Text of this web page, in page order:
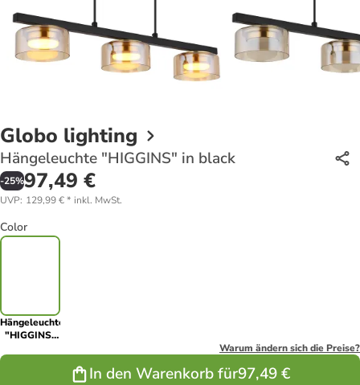
Globo lighting
Hängeleuchte "HIGGINS" in black
-25%97,49 €
UVP: 129,99 €* inkl. MwSt.
Color
Hängeleuchte
"HIGGINS"
Warum ändern sich die Preise?
In den Warenkorb für97,49 €